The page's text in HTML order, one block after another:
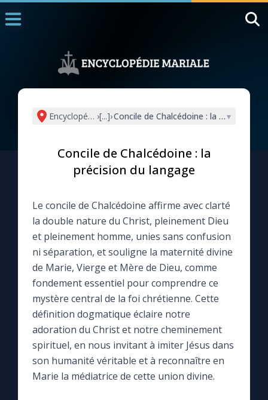
L'actualité de la semaine
La newsletter
La vidéo de la semaine
Le compte Tiktok
Le magazine
Le site internet
Encyclopédie mariale
›[...]›Concile de Chalcédoine : la précision
▾
Concile de Chalcédoine : la
précision du langage
Le concile de Chalcédoine affirme avec clarté
la double nature du Christ, pleinement Dieu
et pleinement homme, unies sans confusion
ni séparation, et souligne la maternité divine
de Marie, Vierge et Mère de Dieu, comme
fondement essentiel pour comprendre ce
mystère central de la foi chrétienne. Cette
définition dogmatique éclaire notre
adoration du Christ et notre cheminement
spirituel, en nous invitant à imiter Jésus dans
son humanité véritable et à reconnaître en
Marie la médiatrice de cette union divine.